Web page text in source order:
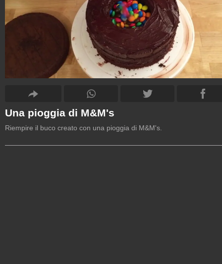
Una pioggia di M&M's
Riempire il buco creato con una pioggia di M&M's.